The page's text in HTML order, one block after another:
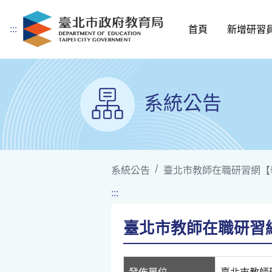
跳到主要內容
::: 首頁 新增研習
系統公告
系統公告
臺北市教師在職研習網
:::
臺北市教師在職研